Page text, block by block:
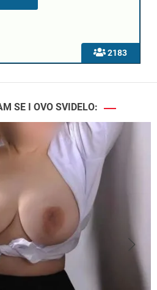
2183
SE I OVO SVIDELO: